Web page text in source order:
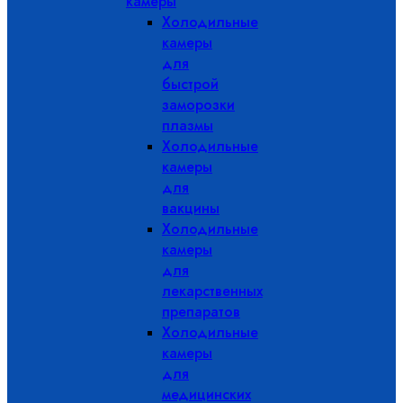
Холодильные
камеры
для
быстрой
заморозки
плазмы
Холодильные
камеры
для
вакцины
Холодильные
камеры
для
лекарственных
препаратов
Холодильные
камеры
для
медицинских